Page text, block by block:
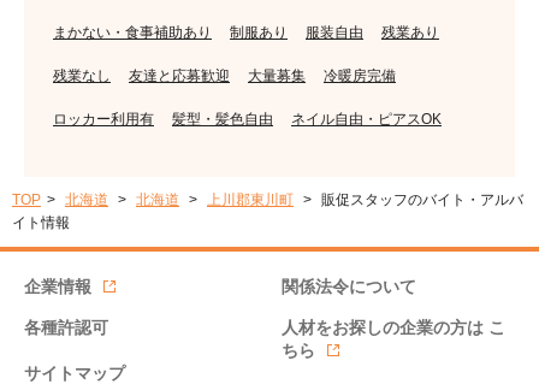
まかない・食事補助あり 制服あり 服装自由 残業あり
残業なし 友達と応募歓迎 大量募集 冷暖房完備
ロッカー利用有 髪型・髪色自由 ネイル自由・ピアスOK
TOP 北海道 北海道 上川郡東川町
販促スタッフのバイト・アルバ
イト情報
企業情報 関係法令について
各種許認可 人材をお探しの企業の方は こ
ちら
サイトマップ